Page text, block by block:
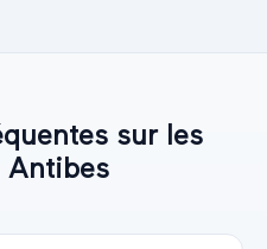
sur les
Antibes